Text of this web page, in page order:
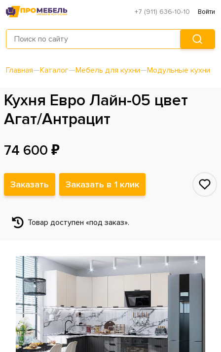
+7 (911) 636-10-10 Войти
Главная—Каталог—Мебель для кухни—Модульные кухни
Кухня Евро Лайн-05 цвет
Агат/Антрацит
74 600 ₽
Заказать Заказать в 1 клик
Товар доступен «под заказ».